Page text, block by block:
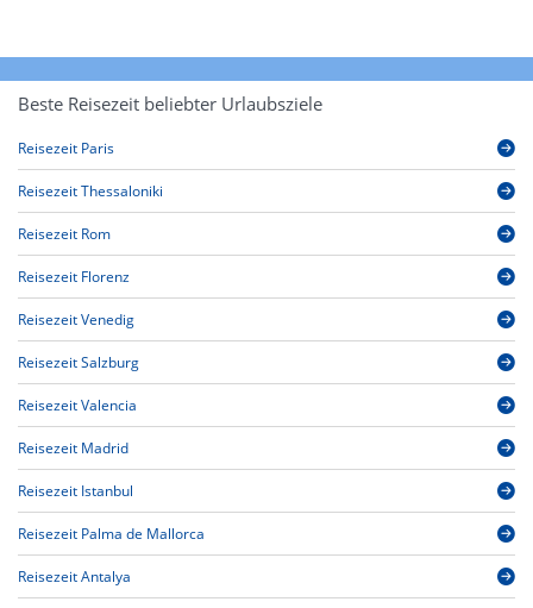
Beste Reisezeit beliebter Urlaubsziele
Reisezeit Paris
Reisezeit Thessaloniki
Reisezeit Rom
Reisezeit Florenz
Reisezeit Venedig
Reisezeit Salzburg
Reisezeit Valencia
Reisezeit Madrid
Reisezeit Istanbul
Reisezeit Palma de Mallorca
Reisezeit Antalya